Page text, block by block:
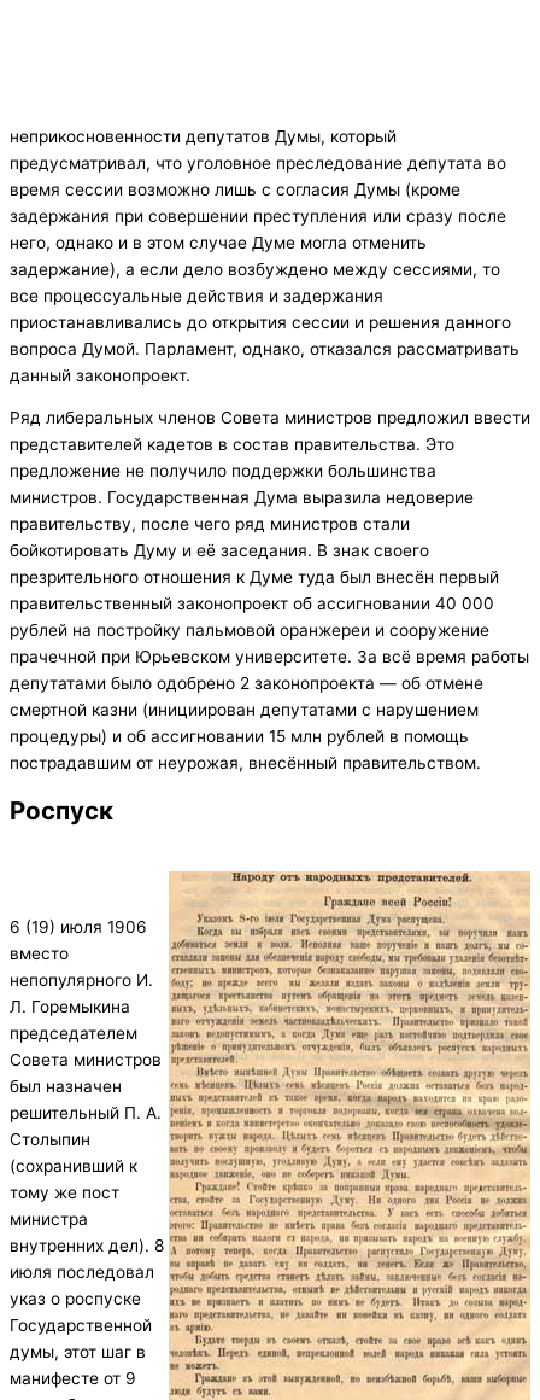
неприкосновенности депутатов Думы, который
предусматривал, что уголовное преследование депутата во
время сессии возможно лишь с согласия Думы (кроме
задержания при совершении преступления или сразу после
него, однако и в этом случае Думе могла отменить
задержание), а если дело возбуждено между сессиями, то
все процессуальные действия и задержания
приостанавливались до открытия сессии и решения данного
вопроса Думой. Парламент, однако, отказался рассматривать
данный законопроект.
Ряд либеральных членов Совета министров предложил ввести
представителей кадетов в состав правительства. Это
предложение не получило поддержки большинства
министров. Государственная Дума выразила недоверие
правительству, после чего ряд министров стали
бойкотировать Думу и её заседания. В знак своего
презрительного отношения к Думе туда был внесён первый
правительственный законопроект об ассигновании 40 000
рублей на постройку пальмовой оранжереи и сооружение
прачечной при Юрьевском университете. За всё время работы
депутатами было одобрено 2 законопроекта — об отмене
смертной казни (инициирован депутатами с нарушением
процедуры) и об ассигновании 15 млн рублей в помощь
пострадавшим от неурожая, внесённый правительством.
Роспуск
6 (19) июля 1906
вместо
непопулярного И.
Л. Горемыкина
председателем
Совета министров
был назначен
решительный П. А.
Столыпин
(сохранивший к
тому же пост
министра
внутренних дел). 8
июля последовал
указ о роспуске
Государственной
думы, этот шаг в
манифесте от 9